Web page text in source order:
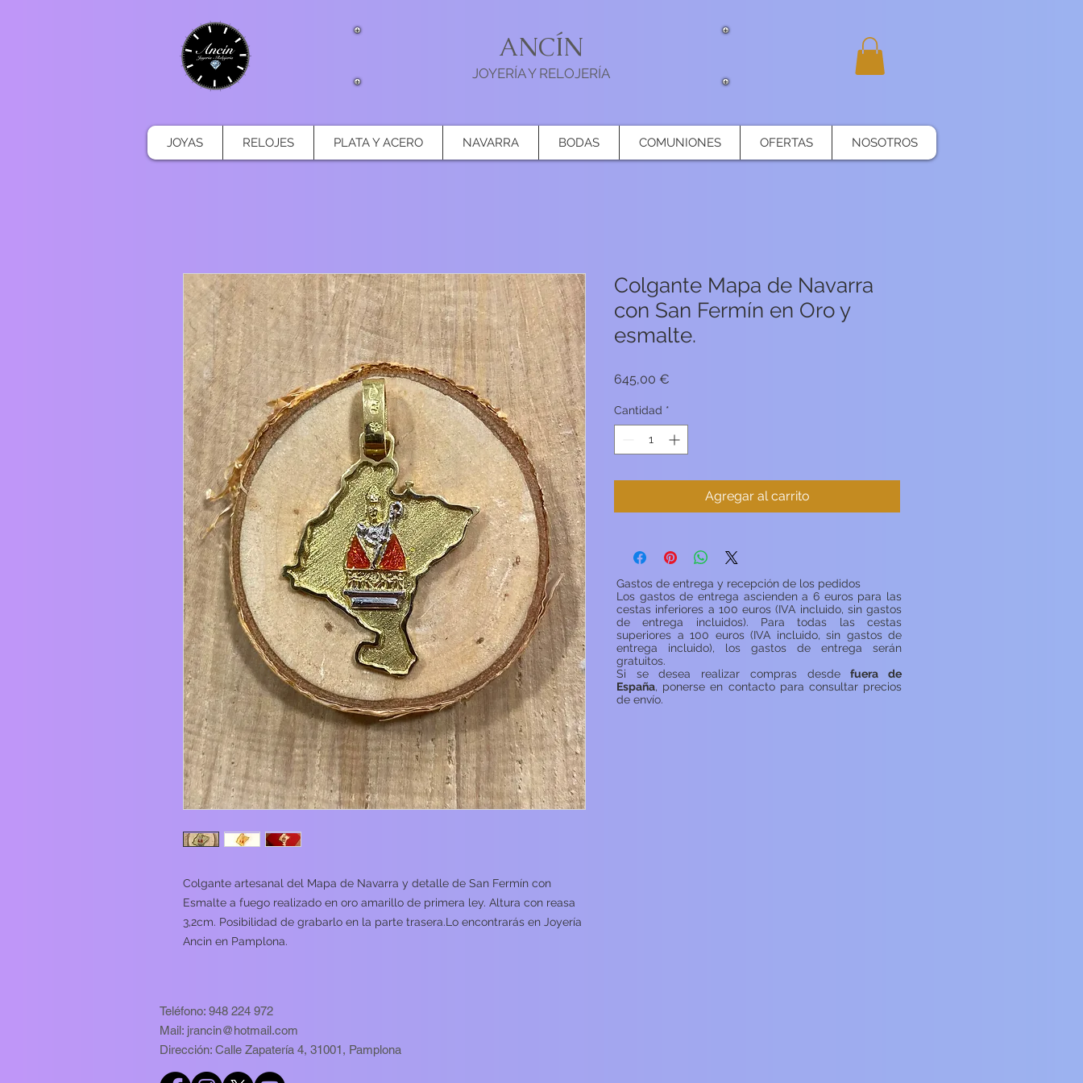
ANCÍN
JOYERÍA Y RELOJERÍA
JOYAS RELOJES PLATA Y ACERO NAVARRA BODAS COMUNIONES OFERTAS NOSOTROS
Colgante artesanal del Mapa de Navarra y detalle de San Fermín con
Esmalte a fuego realizado en oro amarillo de primera ley. Altura con reasa
3,2cm. Posibilidad de grabarlo en la parte trasera.Lo encontrarás en Joyería
Ancin en Pamplona.
Colgante Mapa de Navarra
con San Fermín en Oro y
esmalte.
645,00 €
Cantidad *
Agregar al carrito
Gastos de entrega y recepción de los pedidos
Los gastos de entrega ascienden a 6 euros para las
cestas inferiores a 100 euros (IVA incluido, sin gastos
de entrega incluidos). Para todas las cestas
superiores a 100 euros (IVA incluido, sin gastos de
entrega incluido), los gastos de entrega serán
gratuitos.
Si se desea realizar compras desdefuera de
España, ponerse en contacto para consultar precios
de envío.
Teléfono: 948 224 972
Mail: jrancin@hotmail.com
Dirección: Calle Zapatería 4, 31001, Pamplona